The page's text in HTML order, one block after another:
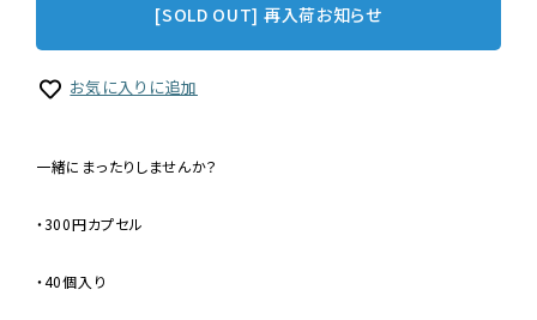
[SOLD OUT] 再入荷お知らせ
お気に入りに追加
一緒にまったりしませんか？
・300円カプセル
・40個入り